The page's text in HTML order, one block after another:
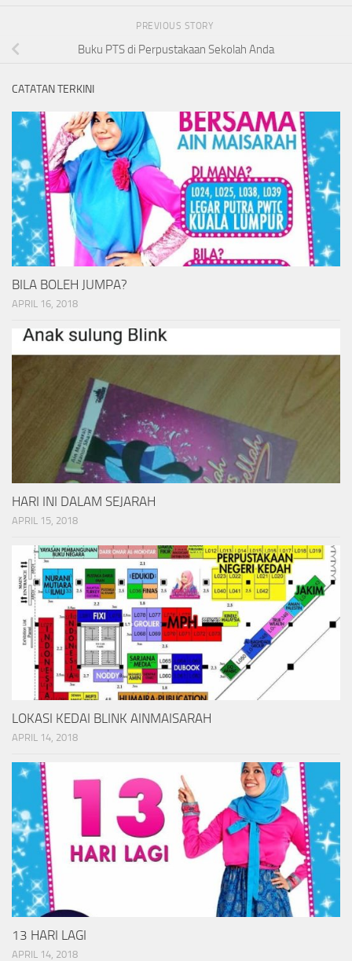
PREVIOUS STORY
Buku PTS di Perpustakaan Sekolah Anda
CATATAN TERKINI
BILA BOLEH JUMPA?
APRIL 16, 2018
HARI INI DALAM SEJARAH
APRIL 15, 2018
LOKASI KEDAI BLINK AINMAISARAH
APRIL 14, 2018
13 HARI LAGI
APRIL 14, 2018